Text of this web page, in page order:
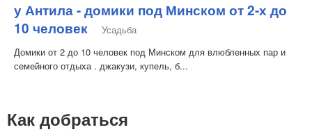
у Антила - домики под Минском от 2-х до
10 человек
Усадьба
Домики от 2 до 10 человек под Минском для влюбленных пар и
семейного отдыха . джакузи, купель, б...
Как добраться